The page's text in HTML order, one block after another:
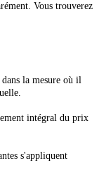
Vous trouverez
la mesure où il
intégral du prix
s'appliquent